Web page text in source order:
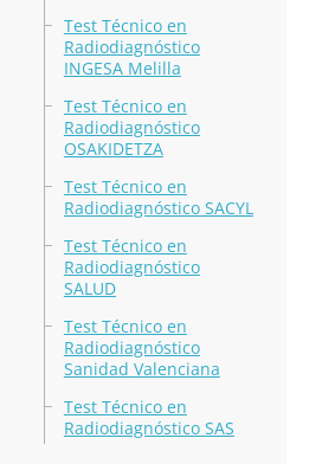
Test Técnico en
Radiodiagnóstico
INGESA Melilla
Test Técnico en
Radiodiagnóstico
OSAKIDETZA
Test Técnico en
Radiodiagnóstico SACYL
Test Técnico en
Radiodiagnóstico
SALUD
Test Técnico en
Radiodiagnóstico
Sanidad Valenciana
Test Técnico en
Radiodiagnóstico SAS